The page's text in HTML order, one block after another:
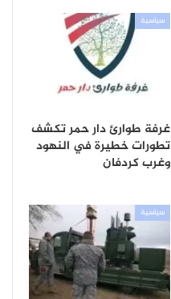
سياسية
غرفة طوارئ دار حمر تكشف
تطورات خطيرة في النهود
وغرب كردفان
سياسية